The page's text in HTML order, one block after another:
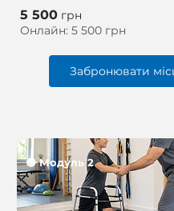
5 500 грн
Онлайн: 5 500 грн
Забронювати
🟢 Модуль 2